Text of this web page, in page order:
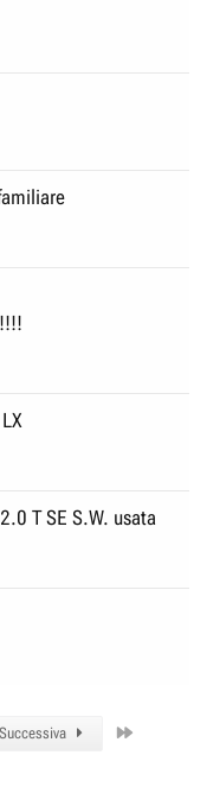
T SE S.W. usata
Successiva